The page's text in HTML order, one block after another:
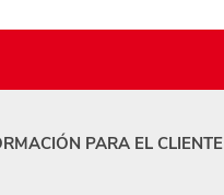
PARA EL CLIENTE